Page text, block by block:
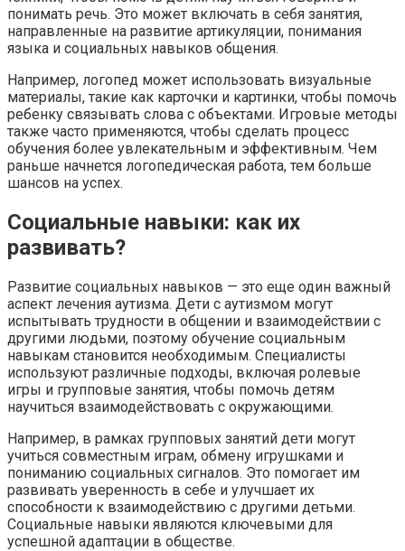
понимать речь. Это может включать в себя занятия,
направленные на развитие артикуляции, понимания
языка и социальных навыков общения.
Например, логопед может использовать визуальные
материалы, такие как карточки и картинки, чтобы помочь
ребенку связывать слова с объектами. Игровые методы
также часто применяются, чтобы сделать процесс
обучения более увлекательным и эффективным. Чем
раньше начнется логопедическая работа, тем больше
шансов на успех.
Социальные навыки: как их
развивать?
Развитие социальных навыков — это еще один важный
аспект лечения аутизма. Дети с аутизмом могут
испытывать трудности в общении и взаимодействии с
другими людьми, поэтому обучение социальным
навыкам становится необходимым. Специалисты
используют различные подходы, включая ролевые
игры и групповые занятия, чтобы помочь детям
научиться взаимодействовать с окружающими.
Например, в рамках групповых занятий дети могут
учиться совместным играм, обмену игрушками и
пониманию социальных сигналов. Это помогает им
развивать уверенность в себе и улучшает их
способности к взаимодействию с другими детьми.
Социальные навыки являются ключевыми для
успешной адаптации в обществе.